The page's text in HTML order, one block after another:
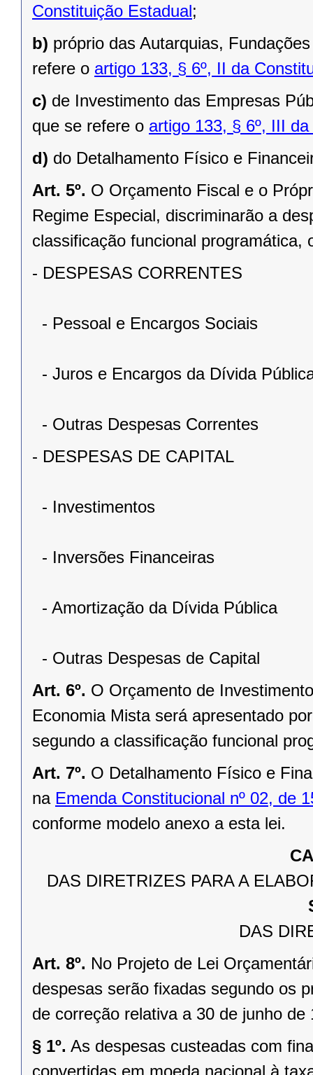
Constituição Estadual;
b) próprio das Autarquias,
refere o artigo 133, § 6º, II da
c) de Investimento das Empresas
que se refere o artigo 133, § 6º, III
d) do Detalhamento Físico e
Art. 5º. O Orçamento Fiscal e o
Regime Especial, discriminarão a
classificação funcional programática,
- DESPESAS CORRENTES
- Pessoal e Encargos Sociais
- Juros e Encargos da Dívida
- Outras Despesas Correntes
- DESPESAS DE CAPITAL
- Investimentos
- Inversões Financeiras
- Amortização da Dívida Pública
- Outras Despesas de Capital
Art. 6º. O Orçamento de
Economia Mista será apresentado
segundo a classificação funcional
Art. 7º. O Detalhamento Físico e
na Emenda Constitucional nº 02, de
conforme modelo anexo a esta lei.
DAS DIRETRIZES PARA A
DAS
Art. 8º. No Projeto de Lei
despesas serão fixadas segundo os
de correção relativa a 30 de junho de
§ 1º. As despesas custeadas com
convertidas em moeda nacional à